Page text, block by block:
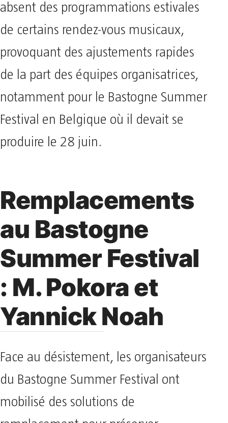
absent des programmations estivales
de certains rendez-vous musicaux,
provoquant des ajustements rapides
de la part des équipes organisatrices,
notamment pour le Bastogne Summer
Festival en Belgique où il devait se
produire le 28 juin.
Remplacements
au Bastogne
Summer Festival
: M. Pokora et
Yannick Noah
Face au désistement, les organisateurs
du Bastogne Summer Festival ont
mobilisé des solutions de